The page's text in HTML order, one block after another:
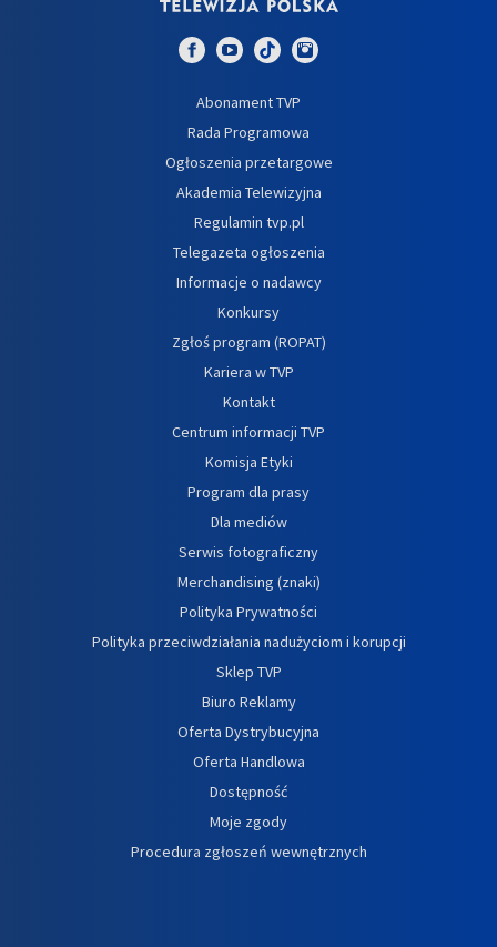
Abonament TVP
Rada Programowa
Ogłoszenia przetargowe
Akademia Telewizyjna
Regulamin tvp.pl
Telegazeta ogłoszenia
Informacje o nadawcy
Konkursy
Zgłoś program (ROPAT)
Kariera w TVP
Kontakt
Centrum informacji TVP
Komisja Etyki
Program dla prasy
Dla mediów
Serwis fotograficzny
Merchandising (znaki)
Polityka Prywatności
Polityka przeciwdziałania nadużyciom i korupcji
Sklep TVP
Biuro Reklamy
Oferta Dystrybucyjna
Oferta Handlowa
Dostępność
Moje zgody
Procedura zgłoszeń wewnętrznych